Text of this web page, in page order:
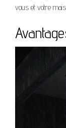
vous et votre